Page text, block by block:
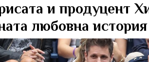
и продуцент
любовна